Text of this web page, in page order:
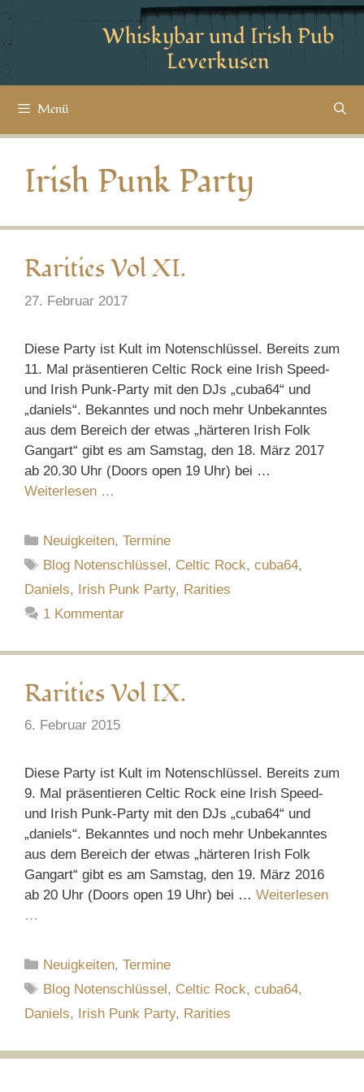
Whiskybar und Irish Pub
Leverkusen
Menü
Irish Punk Party
Rarities Vol XI.
27. Februar 2017
Diese Party ist Kult im Notenschlüssel. Bereits zum
11. Mal präsentieren Celtic Rock eine Irish Speed-
und Irish Punk-Party mit den DJs „cuba64“ und
„daniels“. Bekanntes und noch mehr Unbekanntes
aus dem Bereich der etwas „härteren Irish Folk
Gangart“ gibt es am Samstag, den 18. März 2017
ab 20.30 Uhr (Doors open 19 Uhr) bei …
Weiterlesen …
Kategorien
Neuigkeiten,Termine
Schlagwörter
Blog Notenschlüssel, Celtic Rock,cuba64,
Daniels, Irish Punk Party, Rarities
1 Kommentar
Rarities Vol IX.
6. Februar 2015
Diese Party ist Kult im Notenschlüssel. Bereits zum
9. Mal präsentieren Celtic Rock eine Irish Speed-
und Irish Punk-Party mit den DJs „cuba64“ und
„daniels“. Bekanntes und noch mehr Unbekanntes
aus dem Bereich der etwas „härteren Irish Folk
Gangart“ gibt es am Samstag, den 19. März 2016
ab 20 Uhr (Doors open 19 Uhr) bei … Weiterlesen
…
Kategorien
Neuigkeiten,Termine
Schlagwörter
Blog Notenschlüssel, Celtic Rock,cuba64,
Daniels, Irish Punk Party, Rarities